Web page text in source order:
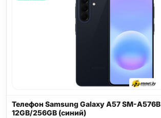
Телефон Samsung Galaxy A57 SM-A576B
12GB/256GB (синий)